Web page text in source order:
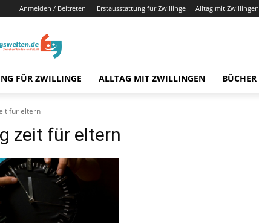
Anmelden / Beitreten Erstausstattung für Zwillinge Alltag mit Zwillingen
FÜR ZWILLINGE ALLTAG MIT ZWILLINGEN BÜCHER
für eltern
zeit für eltern